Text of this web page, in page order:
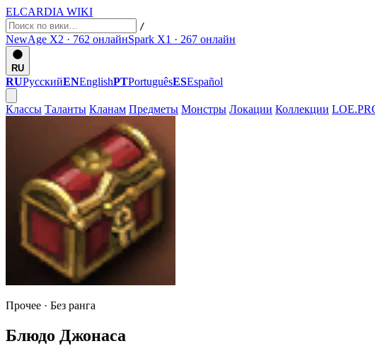
ELCARDIA WIKI
/
NewAge X2 · 762 онлайнSpark X1 · 267 онлайн
RU
RUРусскийENEnglishPTPortuguêsESEspañol
Классы Таланты Кланам Предметы Монстры Локации Коллекции
Прочее · Без ранга
Блюдо Джонаса